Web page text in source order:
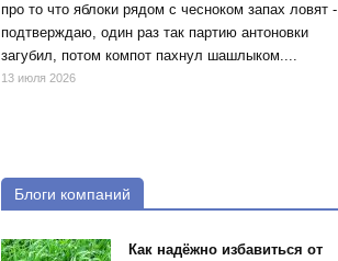
про то что яблоки рядом с чесноком запах ловят -
подтверждаю, один раз так партию антоновки
загубил, потом компот пахнул шашлыком....
13 июля 2026
Блоги компаний
Как надёжно избавиться от